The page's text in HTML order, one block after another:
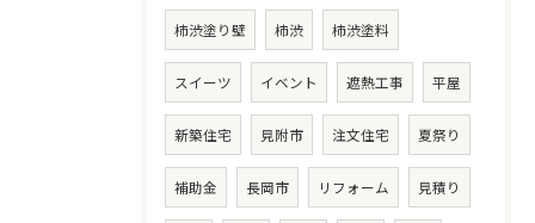
柿渋塗り壁 柿渋 柿渋塗料
スイーツ イベント 遮熱工事 平屋
新築住宅 見附市 注文住宅 夏祭り
補助金 長岡市 リフォーム 見積り